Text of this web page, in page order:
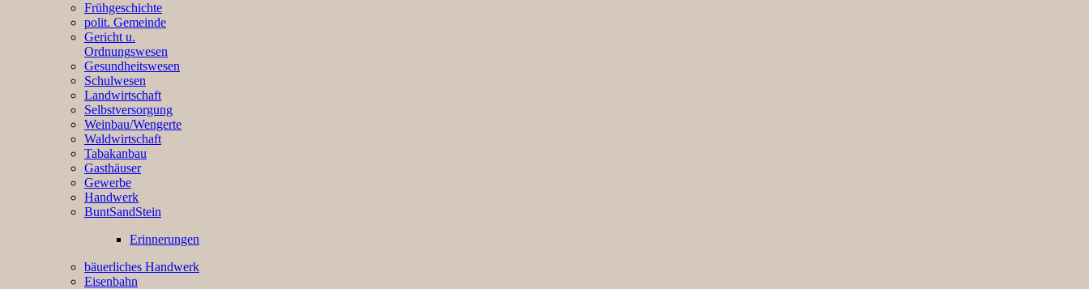
Frühgeschichte
polit. Gemeinde
Gericht u.
Ordnungswesen
Gesundheitswesen
Schulwesen
Landwirtschaft
Selbstversorgung
Weinbau/Wengerte
Waldwirtschaft
Tabakanbau
Gasthäuser
Gewerbe
Handwerk
BuntSandStein
Erinnerungen
bäuerliches Handwerk
Eisenbahn